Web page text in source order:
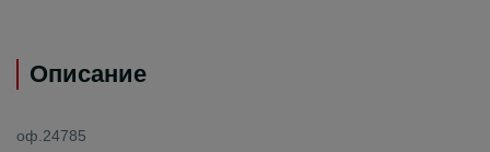
Описание
оф.24785